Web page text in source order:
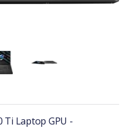
Ti Laptop GPU -